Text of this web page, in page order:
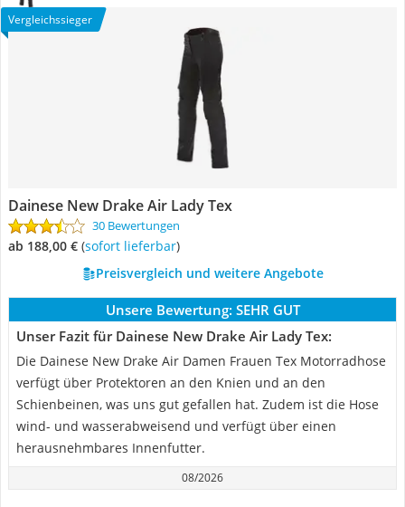
Vergleichssieger
Dainese New Drake Air Lady Tex
30 Bewertungen
ab 188,00 € ( Sofort lieferbar)
Preisvergleich und weitere Angebote
Unsere Bewertung: SEHR GUT
Unser Fazit für Dainese New Drake Air Lady Tex:
Die Dainese New Drake Air Damen Frauen Tex Motorradhose
verfügt über Protektoren an den Knien und an den
Schienbeinen, was uns gut gefallen hat. Zudem ist die Hose
wind- und wasserabweisend und verfügt über einen
herausnehmbares Innenfutter.
08/2026